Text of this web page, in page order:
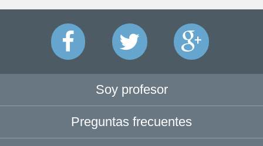
Soy profesor
Preguntas frecuentes